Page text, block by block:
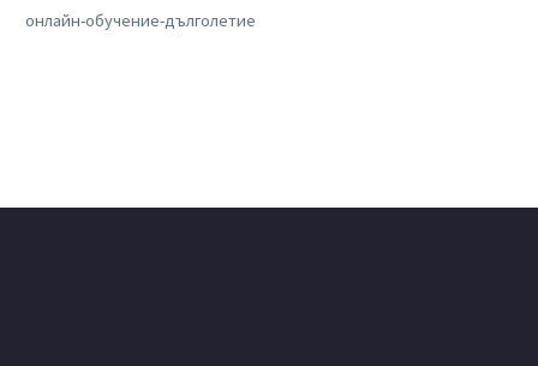
онлайн-обучение-дълголетие